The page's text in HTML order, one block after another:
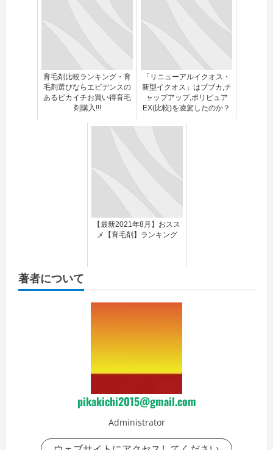
育毛剤比較ランキング・育
毛剤選びならエビデンスの
あるピカイチお買い得育毛
剤購入!!!
「リニューアルイクオス・
新型イクオス」はブブカ,チ
ャップアップ,ポリピュア
EX(比較)を凌駕したのか？
【最新2021年8月】おスス
メ【育毛剤】ランキング
著者について
pikakichi2015@gmail.com
Administrator